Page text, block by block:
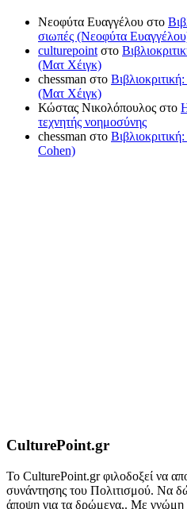
Νεοφύτα Ευαγγέλου στο
σιωπές (Νεοφύτα
culturepoint στο
(Ματ Χέιγκ)
chessman στο
(Ματ Χέιγκ)
Κώστας Νικολόπουλος στο
τεχνητής νοημοσύνης
chessman στο
Cohen)
CulturePoint.gr
Το CulturePoint.gr φιλοδοξεί να
συνάντησης του Πολιτισμού. Να
άποψη για τα δρώμενα,. Με γνώμη